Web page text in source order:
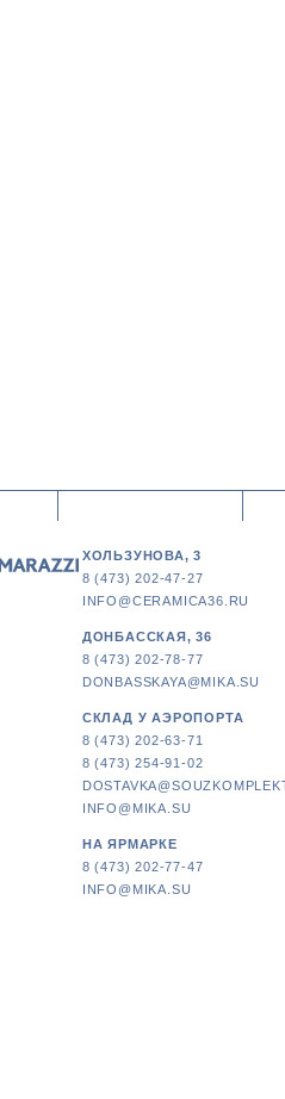
ХОЛЬЗУНОВА, 3
8 (473) 202-47-27
INFO@CERAMICA36.RU
ДОНБАССКАЯ, 36
8 (473) 202-78-77
DONBASSKAYA@MIKA.SU
СКЛАД У АЭРОПОРТА
8 (473) 202-63-71
8 (473) 254-91-02
INFO@MIKA.SU
НА ЯРМАРКЕ
8 (473) 202-77-47
INFO@MIKA.SU